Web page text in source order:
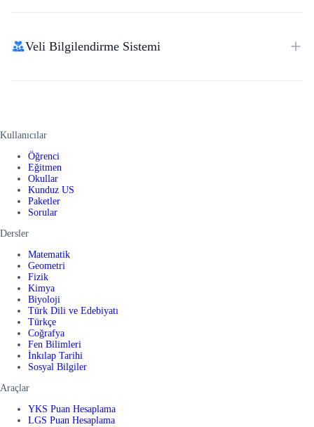
Veli Bilgilendirme Sistemi
Kullanıcılar
Öğrenci
Eğitmen
Okullar
Kunduz US
Paketler
Sorular
Dersler
Matematik
Geometri
Fizik
Kimya
Biyoloji
Türk Dili ve Edebiyatı
Türkçe
Coğrafya
Fen Bilimleri
İnkılap Tarihi
Sosyal Bilgiler
Araçlar
YKS Puan Hesaplama
LGS Puan Hesaplama